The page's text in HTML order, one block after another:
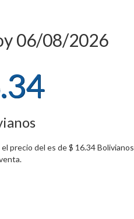
06/08/2026
precio del es de $ 16.34 Bolivianos